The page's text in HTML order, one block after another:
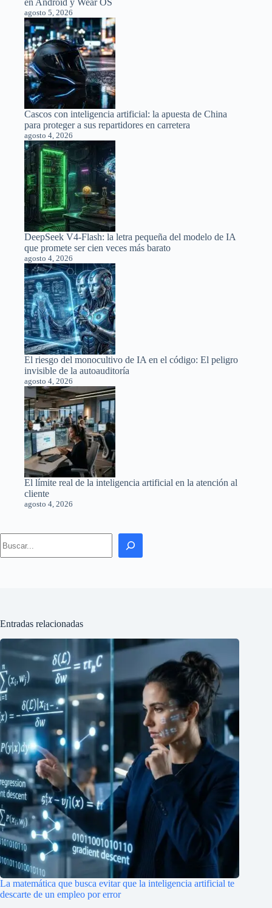
en Android y Wear OS
agosto 5, 2026
Cascos con inteligencia artificial: la apuesta de China
para proteger a sus repartidores en carretera
agosto 4, 2026
DeepSeek V4-Flash: la letra pequeña del modelo de IA
que promete ser cien veces más barato
agosto 4, 2026
El riesgo del monocultivo de IA en el código: El peligro
invisible de la autoauditoría
agosto 4, 2026
El límite real de la inteligencia artificial en la atención al
cliente
agosto 4, 2026
Entradas relacionadas
La matemática que busca evitar que la inteligencia artificial te
descarte de un empleo por error